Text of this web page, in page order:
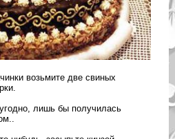
возьмите две свиных
лишь бы получилась